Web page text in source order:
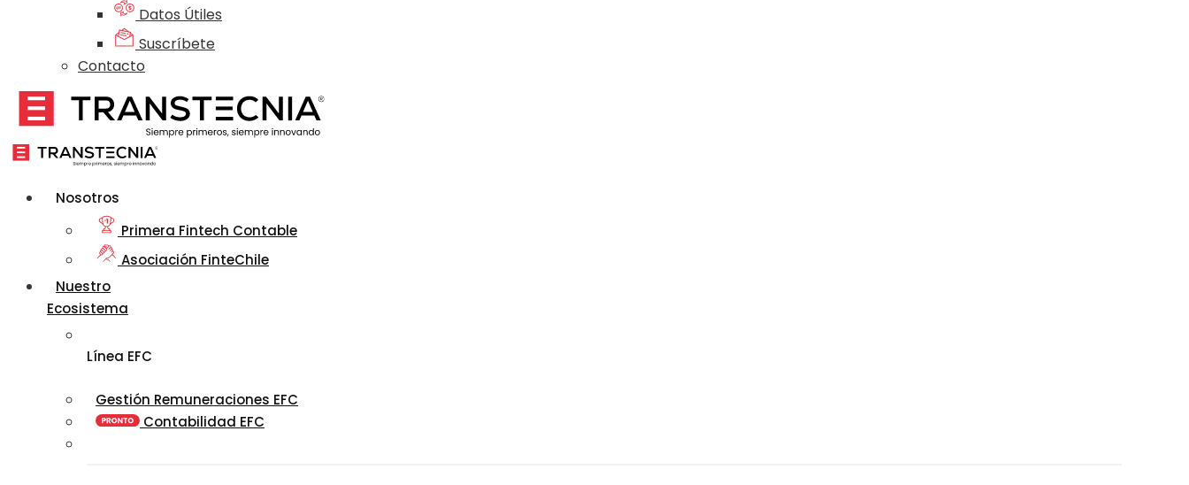
Datos Útiles
Suscríbete
Contacto
Nosotros
Primera Fintech Contable
Asociación FinteChile
Nuestro
Ecosistema
Línea EFC
Gestión Remuneraciones EFC
Contabilidad EFC